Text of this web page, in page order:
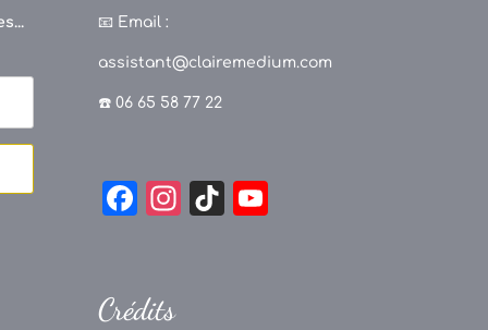
📧 Email :
assistant@clairemedium.com
☎️ 06 65 58 77 22
F
e
In Ti
Crédits